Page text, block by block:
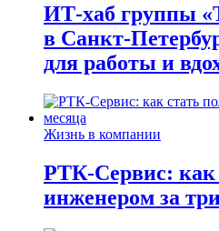
ИТ-хаб группы
в Санкт-
для работы и
Жизнь в компании
РТК-Сервис: как
инженером за